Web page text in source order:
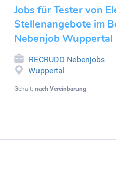
Jobs für Tester von
Stellenangebote im
Nebenjob Wuppertal
RECRUDO Nebenjobs
Wuppertal
Gehalt: nach Vereinbarung